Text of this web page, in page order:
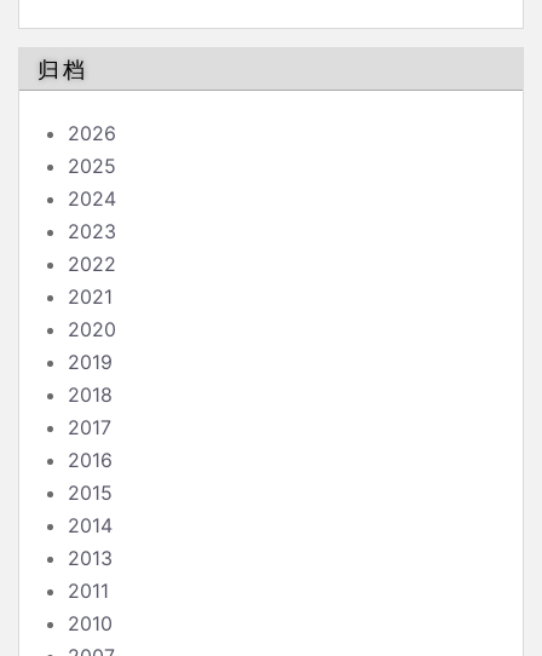
归档
2026
2025
2024
2023
2022
2021
2020
2019
2018
2017
2016
2015
2014
2013
2011
2010